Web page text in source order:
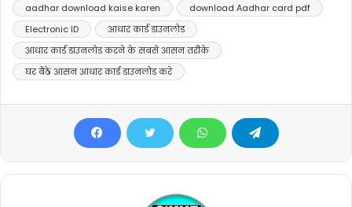
aadhar download kaise karen
download Aadhar card pdf
Electronic ID
आधार कार्ड डाउनलोड
आधार कार्ड डाउनलोड करने के सबसे आसन तरीके
घर बैठे आसन आधार कार्ड डाउनलोड करे